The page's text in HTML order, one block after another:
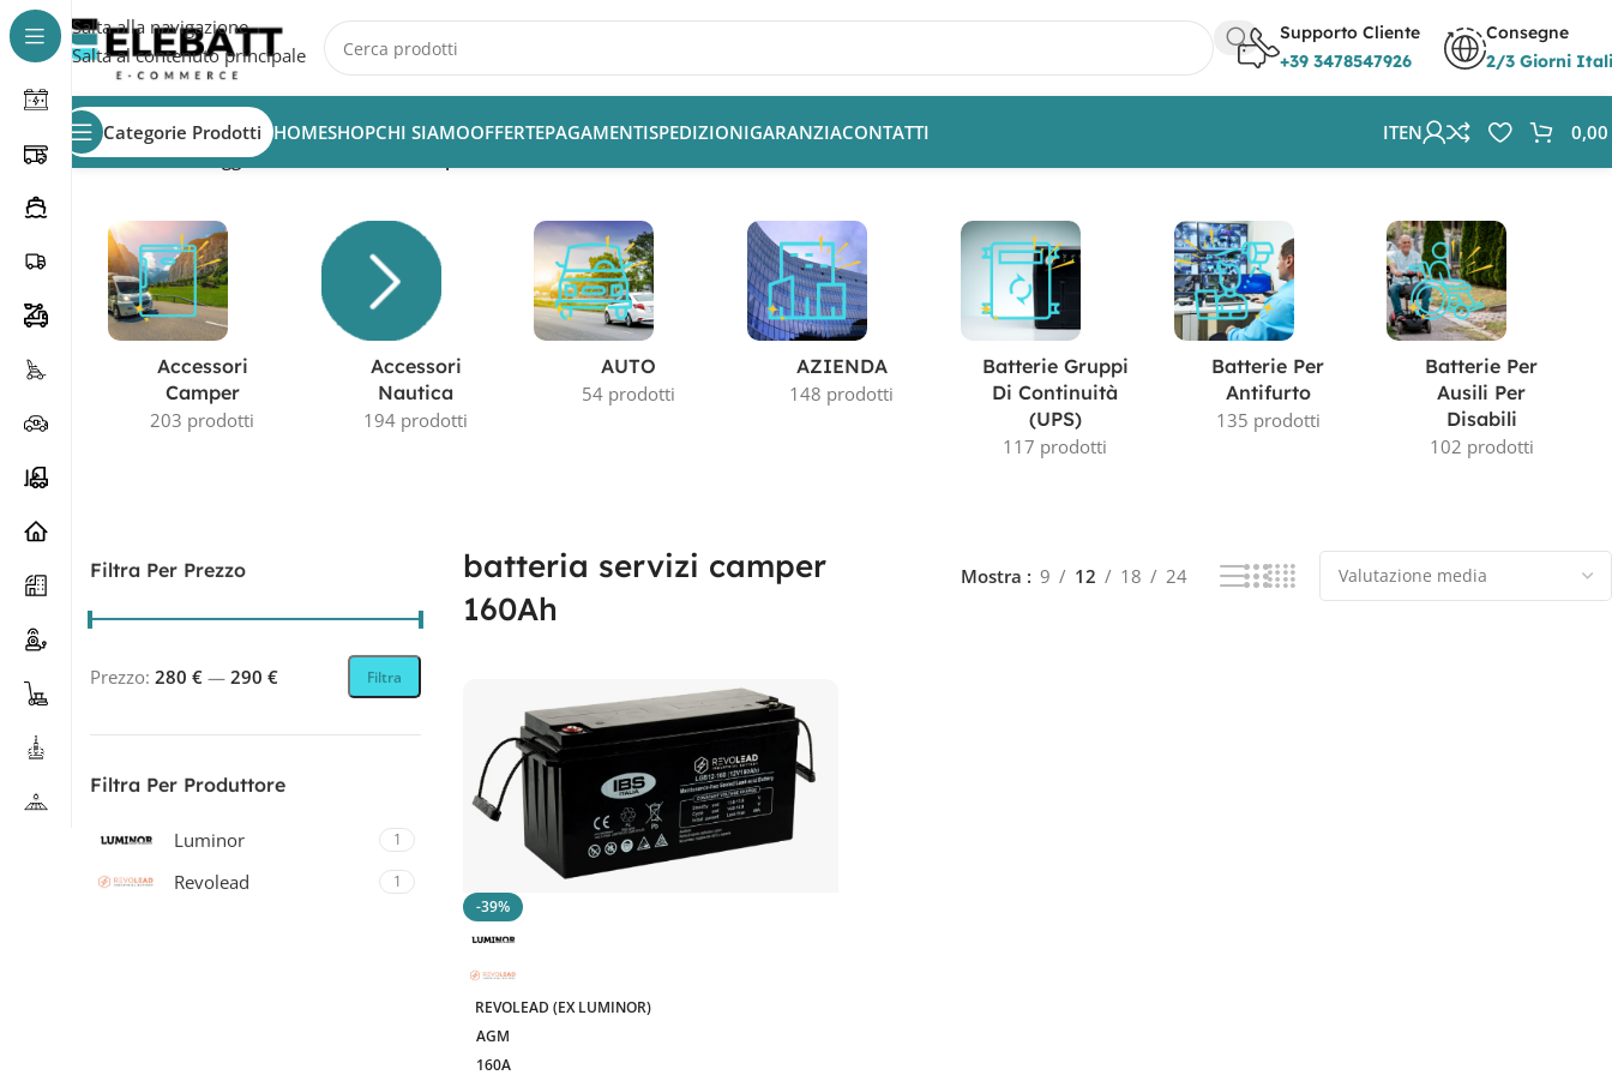
Salta alla navigazione
Salta al contenuto principale
Supporto Cliente
+39 3478547926
Consegne
2/3 Giorni
Categorie Prodotti HOMESHOPCHI SIAMOOFFERTEPAGAMENTISPEDIZIONIGARANZIACONTATTI ITEN
0,00
Home/Prodotti taggati “batteria servizi camper 160Ah”
Accessori
Camper
203 prodotti
Accessori
Nautica
194 prodotti
AUTO
54 prodotti
AZIENDA
148 prodotti
Batterie Gruppi
Di Continuità
(UPS)
117 prodotti
Batterie Per
Antifurto
135 prodotti
Batterie Per
Ausili Per
Disabili
102 prodotti
Filtra Per Prezzo
Filtra
Prezzo: 280 € — 290 €
Filtra Per Produttore
Luminor 1
Revolead 1
batteria servizi camper
160Ah
Mostra 9 12 18 24
-39%
REVOLEAD (EX LUMINOR)
AGM
160A